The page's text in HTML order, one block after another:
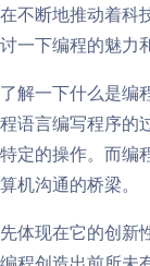
不断地推动着科
一下编程的魅力
解一下什么是编
语言编写程序的
定的操作。而编
机沟通的桥梁。
体现在它的创新